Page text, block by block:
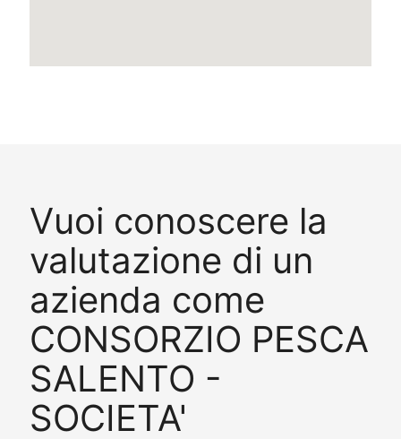
Vuoi conoscere la
valutazione di un
azienda come
CONSORZIO PESCA
SALENTO -
SOCIETA'